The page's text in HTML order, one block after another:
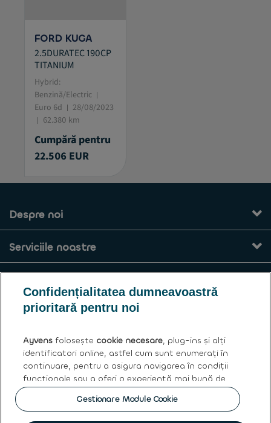
FORD KUGA
2.5DURATEC 190CP
TITANIUM
Hybrid:
Benzină/Electric
Euro 6d
28/08/2023
62.380 km
Cumpără pentru
22.506 EUR
Despre noi
Serviciile noastre
Termeni și condiții generale
Ayvens
Politica cookies|Privacy statement|Termeni de utilizare
Drepturile asupra datelor personale
Confidențialitatea dumneavoastră
prioritară pentru noi
Ayvens folosește cookie necesare, plug-ins și alți
identificatori online, astfel cum sunt enumerați în
continuare, pentru a asigura navigarea în condiții
funcționale sau a oferi o experiență mai bună de
navigare, pentru a realiza analize statistice cu
privire la accesarea informațiilor de pe site sau
Gestionare Module Cookie